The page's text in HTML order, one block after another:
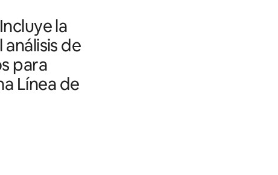
la
de
para
Línea de